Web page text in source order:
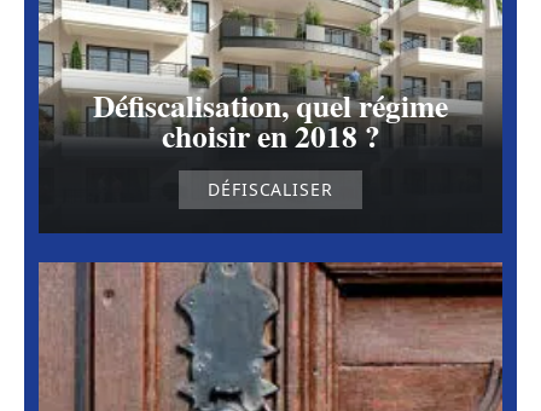
Défiscalisation, quel régime
choisir en 2018 ?
DÉFISCALISER